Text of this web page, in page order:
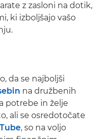
z zasloni na dotik,
ki izboljšajo vašo
da se najboljši
na družbenih
potrebe in želje
ali se osredotočate
, so na voljo